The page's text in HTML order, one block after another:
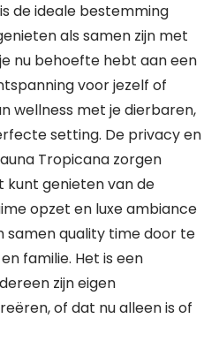
de ideale bestemming
als samen zijn met
nu behoefte hebt aan een
voor jezelf of
wellness met je dierbaren,
setting. De privacy en
Tropicana zorgen
kunt genieten van de
opzet en luxe ambiance
samen quality time door te
familie. Het is een
zijn eigen
of dat nu alleen is of